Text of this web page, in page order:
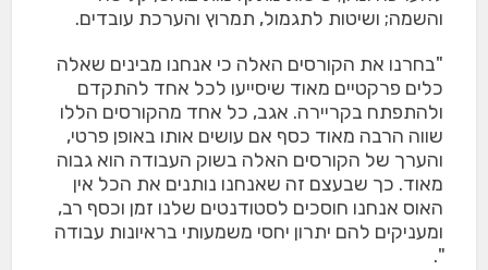
והשמה; ושיטות לתגמול, תמרוץ והערכת עובדים.
"בחרנו את הקורסים האלה כי אנחנו מבינים שאלה
כלים פרקטיים מאוד שיסייעו לכל אחד להתקדם
ולהתפתח בקריירה. אגב, כל אחד מהקורסים הללו
שווה הרבה מאוד כסף אם עושים אותו באופן פרטי,
והערך של הקורסים האלה בשוק העבודה הוא גבוה
מאוד. כך שבעצם זה שאנחנו נותנים את הכל אין
האוס אנחנו חוסכים לסטודנטים שלנו זמן וכסף רב,
ומעניקים להם יתרון יחסי משמעותי בראיונות עבודה
".